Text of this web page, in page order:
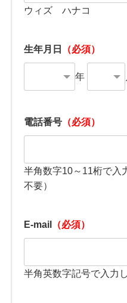
ウィズ ハナコ
生年月日 （必須）
年
電話番号 （必須）
半角数字10～11桁で入
不要）
E-mail （必須）
半角英数字記号で入力